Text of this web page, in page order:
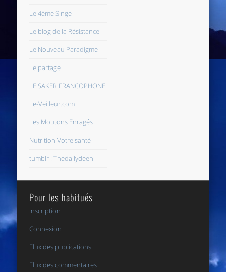
Le 4ème Singe
Le blog de la Résistance
Le Nouveau Paradigme
Le partage
LE SAKER FRANCOPHONE
Le-Veilleur.com
Les Moutons Enragés
Nutrition Votre santé
tumblr : Thedailydeen
Pour les habitués
Inscription
Connexion
Flux des publications
Flux des commentaires